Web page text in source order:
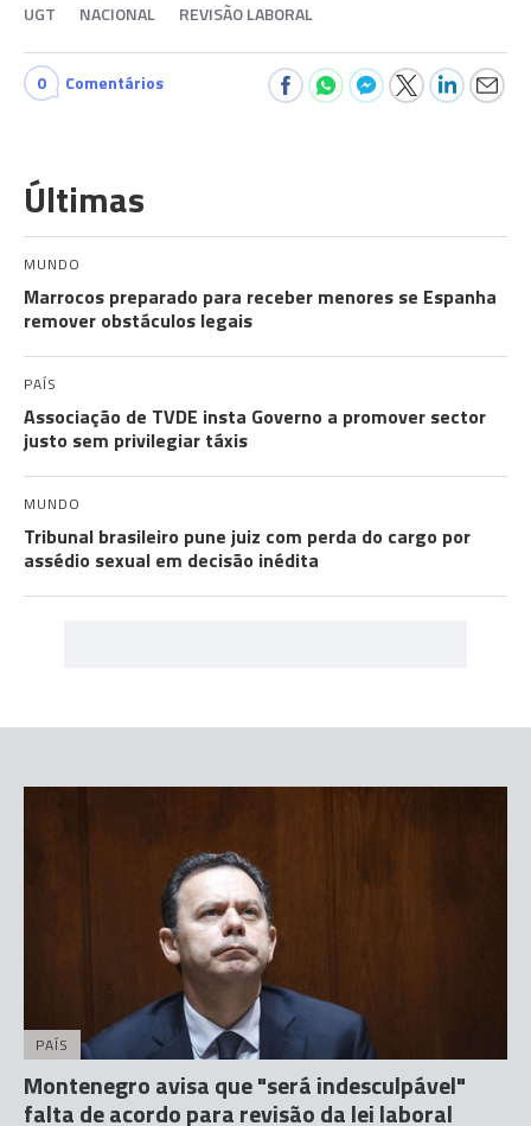
UGT NACIONAL REVISÃO LABORAL
0 Comentários
Últimas
MUNDO
Marrocos preparado para receber menores se Espanha
remover obstáculos legais
PAÍS
Associação de TVDE insta Governo a promover sector
justo sem privilegiar táxis
MUNDO
Tribunal brasileiro pune juiz com perda do cargo por
assédio sexual em decisão inédita
PAÍS
Montenegro avisa que "será indesculpável"
falta de acordo para revisão da lei laboral